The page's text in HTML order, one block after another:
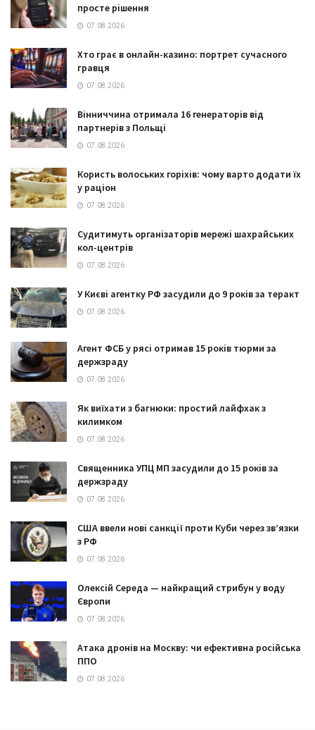
просте рішення
07.08.2026
Хто грає в онлайн-казино: портрет сучасного
гравця
07.08.2026
Вінниччина отримала 16 генераторів від
партнерів з Польщі
07.08.2026
Користь волоських горіхів: чому варто додати їх
у раціон
07.08.2026
Судитимуть організаторів мережі шахрайських
кол-центрів
07.08.2026
У Києві агентку РФ засудили до 9 років за теракт
07.08.2026
Агент ФСБ у рясі отримав 15 років тюрми за
держзраду
07.08.2026
Як виїхати з багнюки: простий лайфхак з
килимком
07.08.2026
Священника УПЦ МП засудили до 15 років за
держзраду
07.08.2026
США ввели нові санкції проти Куби через зв’язки
з РФ
07.08.2026
Олексій Середа — найкращий стрибун у воду
Європи
07.08.2026
Атака дронів на Москву: чи ефективна російська
ППО
07.08.2026